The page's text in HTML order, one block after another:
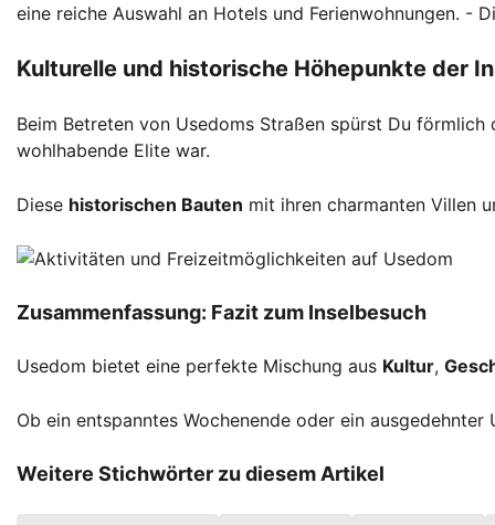
eine reiche Auswahl an Hotels und Ferienwohnungen. -
Kulturelle und historische Höhepunkte der
Beim Betreten von Usedoms Straßen spürst Du
wohlhabende Elite war.
Diese historischen Bauten mit ihren charmanten Villen
Zusammenfassung: Fazit zum Inselbesuch
Usedom bietet eine perfekte Mischung aus Kultur,
Ob ein entspanntes Wochenende oder ein
Weitere Stichwörter zu diesem Artikel